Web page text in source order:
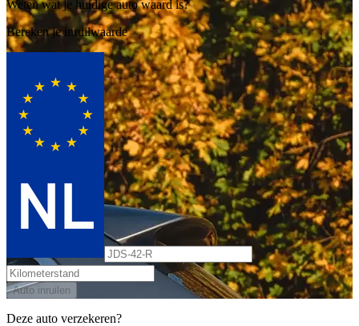
Weten wat je huidige auto waard is?
Bereken je inruilwaarde
Auto inruilen
Deze auto verzekeren?